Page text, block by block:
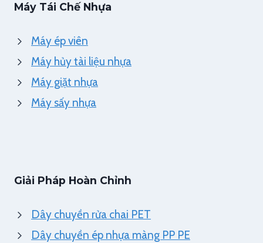
Máy Tái Chế Nhựa
Máy ép viên
Máy hủy tài liệu nhựa
Máy giặt nhựa
Máy sấy nhựa
Giải Pháp Hoàn Chỉnh
Dây chuyền rửa chai PET
Dây chuyền ép nhựa màng PP PE